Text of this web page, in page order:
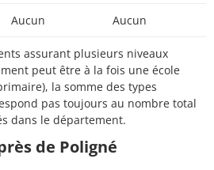
Aucun Aucun
assurant plusieurs niveaux
peut être à la fois une école
la somme des types
pas toujours au nombre total
dans le département.
de Poligné